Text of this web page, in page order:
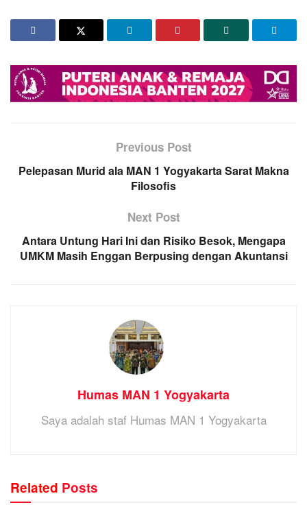
Previous Post
Pelepasan Murid ala MAN 1 Yogyakarta Sarat Makna
Filosofis
Next Post
Antara Untung Hari Ini dan Risiko Besok, Mengapa
UMKM Masih Enggan Berpusing dengan Akuntansi
Humas MAN 1 Yogyakarta
Saya adalah staf Humas MAN 1 Yogyakarta
Related Posts